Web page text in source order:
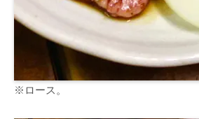
※ロース。